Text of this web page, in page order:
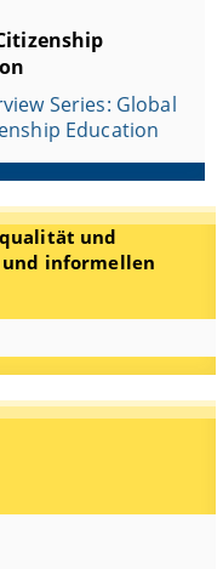
Series: Global
Education
und
informellen